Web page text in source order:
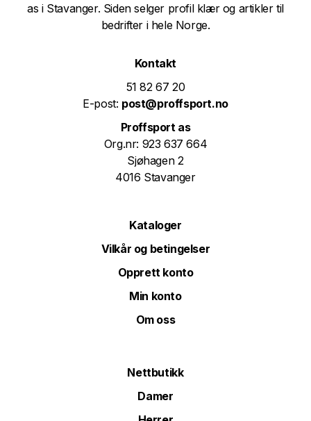
as i Stavanger. Siden selger profil klær og artikler til
bedrifter i hele Norge.
Kontakt
51 82 67 20
E-post: post@proffsport.no
Proffsport as
Org.nr: 923 637 664
Sjøhagen 2
4016 Stavanger
Kataloger
Vilkår og betingelser
Opprett konto
Min konto
Om oss
Nettbutikk
Damer